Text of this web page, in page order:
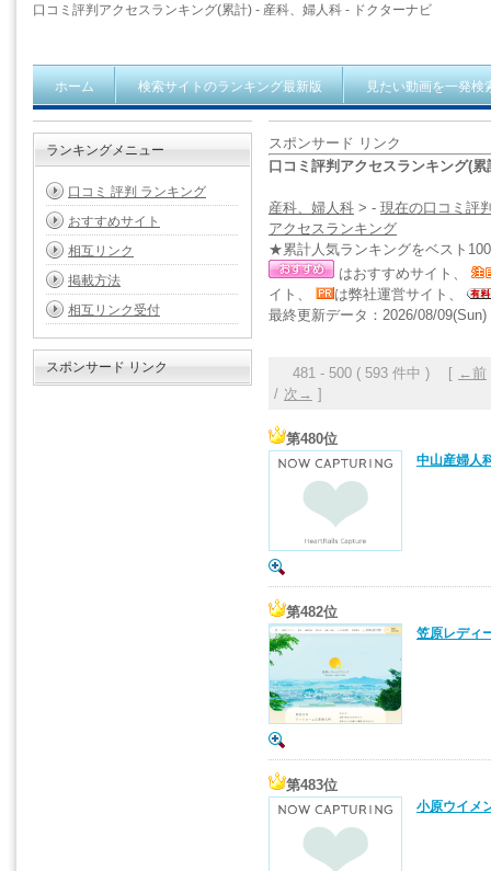
口コミ評判アクセスランキング(累計) - 産科、婦人科 - ドクターナビ
ホーム 検索サイトのランキング最新版 見たい動画を一発検
スポンサード リンク
口コミ評判アクセスランキング(
産科、婦人科 > - 現在の口コミ評
アクセスランキング
★累計人気ランキングをベスト
はおすすめサイト、
イト、
は弊社運営サイト、
最終更新データ：2026/08/09(Sun)
481 - 500 ( 593 件中 ) [ ←前
/ 次→ ]
第480位
中山産婦人
第482位
笠原レディ
第483位
小原ウイメ
ランキングメニュー
口コミ 評判 ランキング
おすすめサイト
相互リンク
掲載方法
相互リンク受付
スポンサード リンク